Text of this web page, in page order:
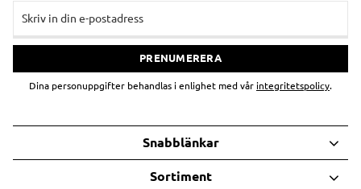
PRENUMERERA
Dina personuppgifter behandlas i enlighet med vår integritetspolicy.
Snabblänkar
Sortiment